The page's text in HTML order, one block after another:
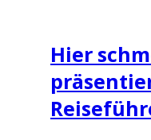
Hier